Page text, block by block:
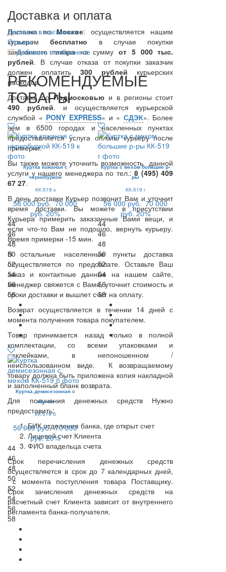
Доставка и оплата
Доставка поМоскве: осуществляется нашим
курьеромбесплатно в случае покупки
заказанного товара на суммуот 5 000 тыс.
рублей. В случае отказа от покупки заказчик
должен оплатить300 рублей курьерских
расходов.
Доставка поПодмосковью и в регионы стоит
490 рублей. и осуществляется курьерской
службой « PONY EXPRESS» и « СДЭК». Более
чем в 6500 городах и населенных пунктах
предоставляется услуга оплаты курьеру после
примерки.
Вы также можете уточнить возможность данной
услуги у нашего менеджера по тел.:8 (495) 409
67 27.
В день доставки Курьер позвонит Вам и уточнит
время доставки. Вы можете в присутствии
Курьера примерить заказанные Вами вещи, и
если что-то Вам не подошло, вернуть курьеру.
Время примерки -15 мин.
В остальные населенные пункты доставка
осуществляется по предоплате. Оставьте Ваш
заказ и контактные данные на нашем сайте,
менеджер свяжется с Вами, уточнит стоимость и
сроки доставки и вышлет счет на оплату.
Возврат осуществляется в течении 14 дней с
момента получения товара покупателем.
Товар принимается назад только в полной
комплектации, со всеми упаковками и
наклейками, в непоношенном /
неиспользованном виде. К возвращаемому
товару должна быть приложена копия накладной
и заполненный бланк возврата.
Для получения денежных средств Нужно
предоставить:
БИК отделения банка, где открыт счет
Лицевой счет Клиента
ФИО владельца счета
Срок перечисления денежных средств
осуществляется в срок до 7 календарных дней,
с момента поступления товара Поставщику.
Срок зачисления денежных средств на
расчетный счет Клиента зависит от внутреннего
регламента банка-получателя.
Наличие в магазинах
Отзывы
Добавить в избранное
РЕКОМЕНДУЕМЫЕ
ТОВАРЫ
Куртка кожаная с
чернобуркой
КК-519 к
56 000 руб. 70 000
руб. 20%
44
46
48
50
52
54
56
58
Куртка с мехом большие р-
ры
КК-519 г
56 000 руб. 70 000
руб. 20%
44
46
48
50
52
54
56
58
Куртка демисезонная с
мехом
КК-519 б
56 000 руб. 70 000
руб. 20%
44
46
48
50
52
54
56
58